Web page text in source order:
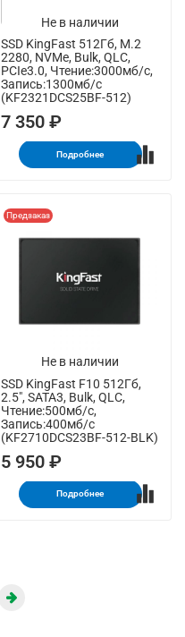
Не в наличии
SSD KingFast 512Гб, M.2
2280, NVMe, Bulk, QLC,
PCIe3.0, Чтение:3000мб/с,
Запись:1300мб/с
(KF2321DCS25BF-512)
7 350 ₽
Подробнее
Не в наличии
Предзаказ
SSD KingFast F10 512Гб,
2.5", SATA3, Bulk, QLC,
Чтение:500мб/с,
Запись:400мб/с
(KF2710DCS23BF-512-BLK)
5 950 ₽
Подробнее